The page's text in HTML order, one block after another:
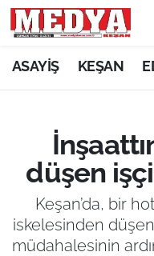
ASAYİŞ KEŞAN
düşen
Keşan’da, bir
iskelesinden düşen
müdahalesinin
KEŞAN
ASAYİŞ
SİYASET
GÜNDEM